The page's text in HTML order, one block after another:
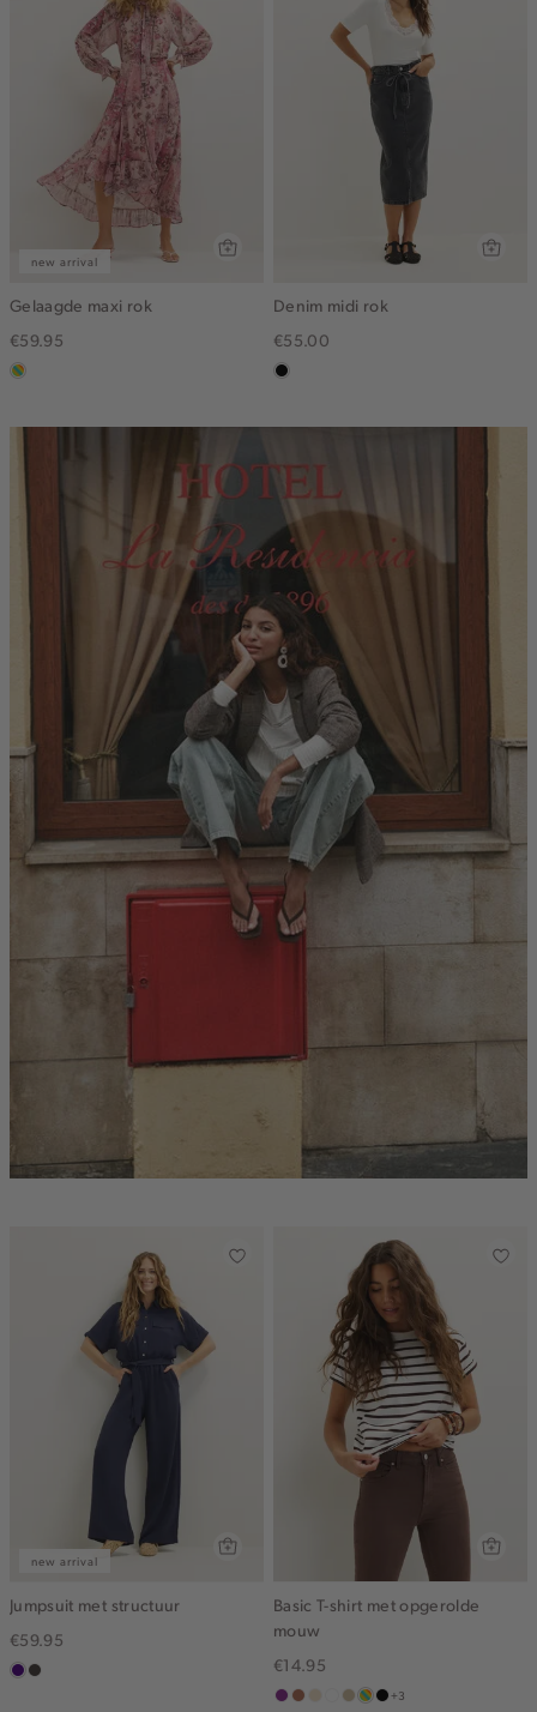
new arrival
Gelaagde maxi rok
€59.95
meerkleurig
Denim midi rok
€55.00
zwart,
middle
new arrival
Jumpsuit met structuur
€59.95
indigochoco
Basic T-shirt met opgerolde
mouw
€14.95
middenpaars
terracotta
vanille
witlichtzand
meerkleurig
zwart
+3